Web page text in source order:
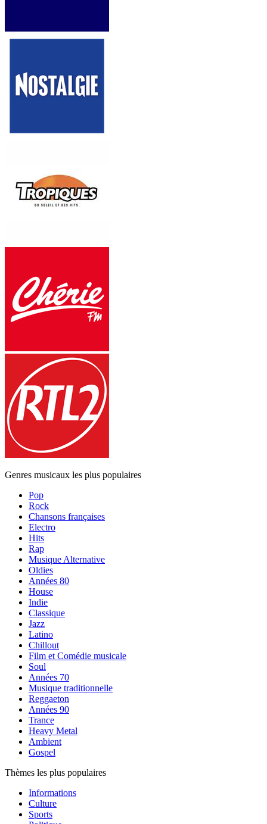
Genres musicaux les plus populaires
Pop
Rock
Chansons françaises
Electro
Hits
Rap
Musique Alternative
Oldies
Années 80
House
Indie
Classique
Jazz
Latino
Chillout
Film et Comédie musicale
Soul
Années 70
Musique traditionnelle
Reggaeton
Années 90
Trance
Heavy Metal
Ambient
Gospel
Thèmes les plus populaires
Informations
Culture
Sports